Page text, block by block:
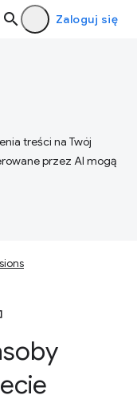
Zaloguj się
treści na Twój
przez AI mogą